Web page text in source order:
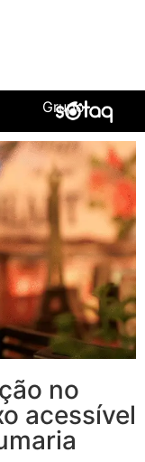
Grupo
no
acessível